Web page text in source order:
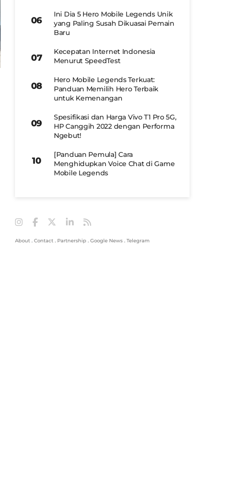
Ini Dia 5 Hero Mobile Legends Unik
yang Paling Susah Dikuasai Pemain
Baru
Kecepatan Internet Indonesia
Menurut SpeedTest
Hero Mobile Legends Terkuat:
Panduan Memilih Hero Terbaik
untuk Kemenangan
Spesifikasi dan Harga Vivo T1 Pro 5G,
HP Canggih 2022 dengan Performa
Ngebut!
[Panduan Pemula] Cara
Menghidupkan Voice Chat di Game
Mobile Legends
About . Contact . Partnership . Google News . Telegram